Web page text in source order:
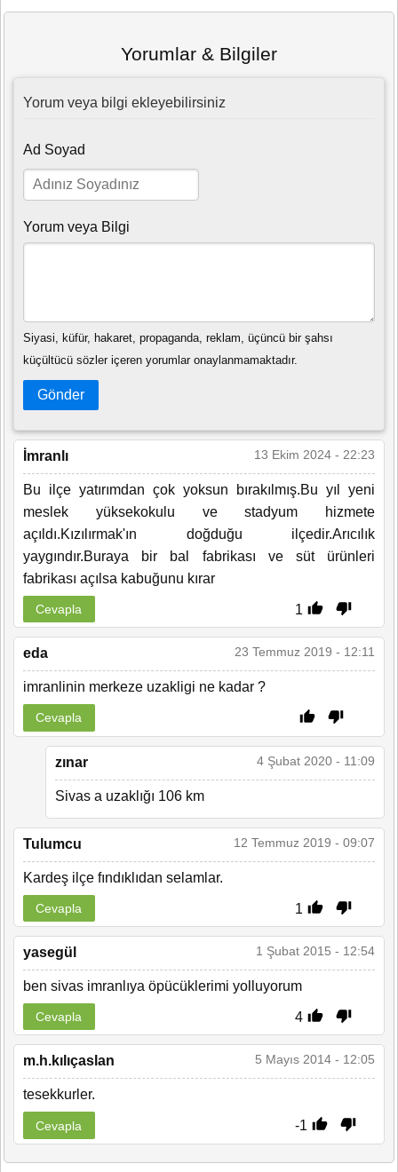
Yorumlar & Bilgiler
Yorum veya bilgi ekleyebilirsiniz
Ad Soyad
Yorum veya Bilgi
Siyasi, küfür, hakaret, propaganda, reklam, üçüncü bir şahsı
küçültücü sözler içeren yorumlar onaylanmamaktadır.
Gönder
İmranlı 13 Ekim 2024 - 22:23
Bu ilçe yatırımdan çok yoksun bırakılmış.Bu yıl yeni
meslek yüksekokulu ve stadyum hizmete
açıldı.Kızılırmak'ın doğduğu ilçedir.Arıcılık
yaygındır.Buraya bir bal fabrikası ve süt ürünleri
fabrikası açılsa kabuğunu kırar
1
Cevapla
eda 23 Temmuz 2019 - 12:11
imranlinin merkeze uzakligi ne kadar ?
Cevapla
zınar 4 Şubat 2020 - 11:09
Sivas a uzaklığı 106 km
Tulumcu 12 Temmuz 2019 - 09:07
Kardeş ilçe fındıklıdan selamlar.
1
Cevapla
yasegül 1 Şubat 2015 - 12:54
ben sivas imranlıya öpücüklerimi yolluyorum
4
Cevapla
m.h.kılıçaslan 5 Mayıs 2014 - 12:05
tesekkurler.
-1
Cevapla